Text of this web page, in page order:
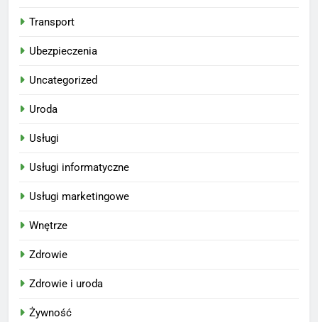
Transport
Ubezpieczenia
Uncategorized
Uroda
Usługi
Usługi informatyczne
Usługi marketingowe
Wnętrze
Zdrowie
Zdrowie i uroda
Żywność